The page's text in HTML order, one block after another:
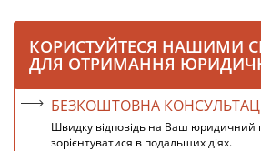
КОРИСТУЙТЕСЯ НАШИМИ
ДЛЯ ОТРИМАННЯ
БЕЗКОШТОВНА
Швидку відповідь на Ваш
зорієнтуватися в подальших діях.